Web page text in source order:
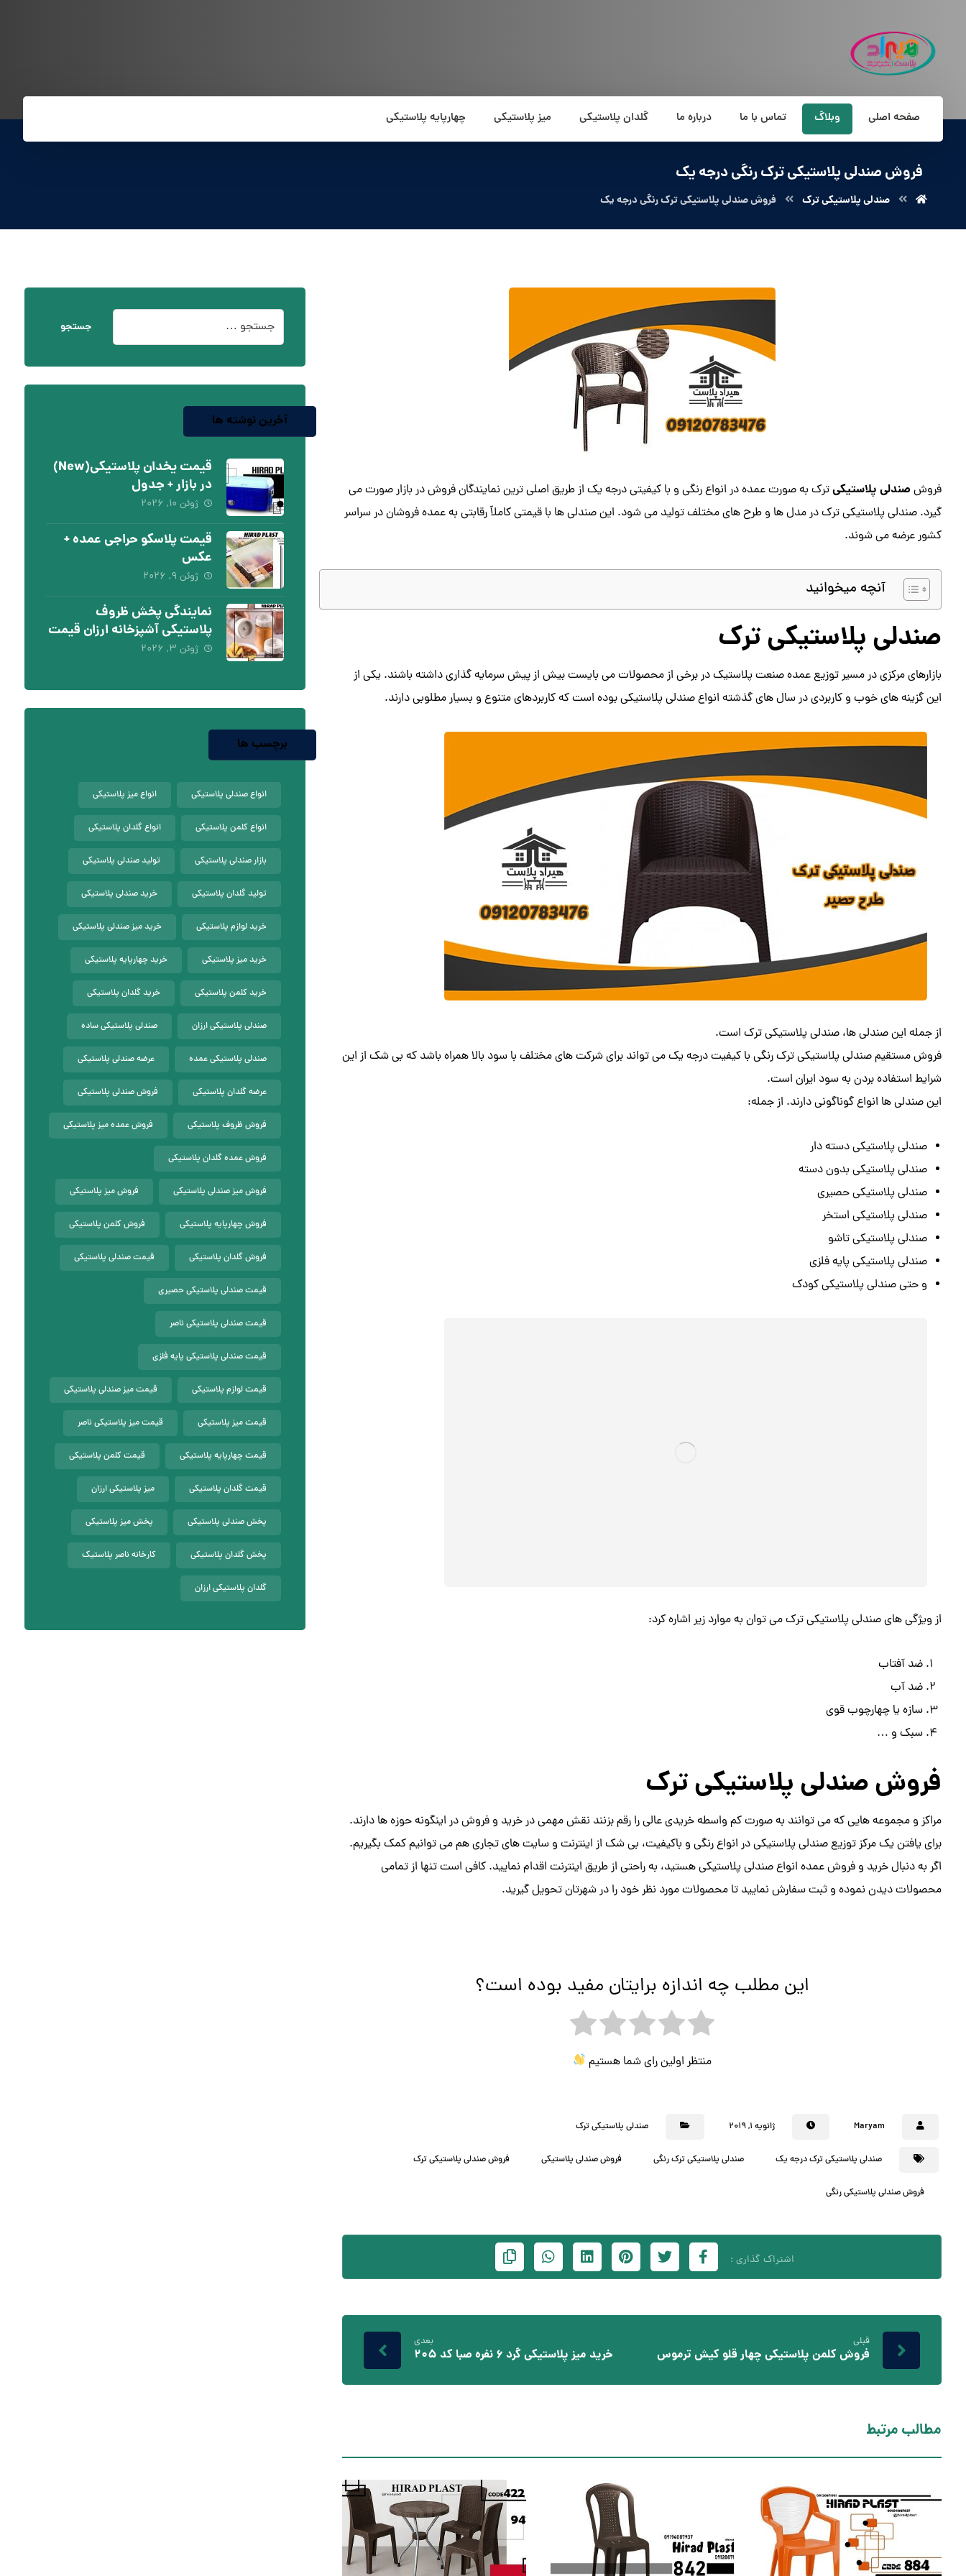
صفحه اصلی وبلاگ تماس با ما درباره ما گلدان پلاستیکی میز پلاستیکی چهارپایه پلاستیکی
فروش صندلی پلاستیکی ترک رنگی درجه یک
صندلی پلاستیکی ترک فروش صندلی پلاستیکی ترک رنگی درجه یک
فروش صندلی پلاستیکیترک به صورت عمده در انواع رنگی و با کیفیتی درجه یک از طریق اصلی ترین نمایندگان فروش در بازار صورت می
گیرد. صندلی پلاستیکی ترک در مدل ها و طرح های مختلف تولید می شود. این صندلی ها با قیمتی کاملاً رقابتی به عمده فروشان در سراسر
کشور عرضه می شوند.
آنچه میخوانید
صندلی پلاستیکی ترک
بازارهای مرکزی در مسیر توزیع عمده صنعت پلاستیک در برخی از محصولات می بایست بیش از پیش سرمایه گذاری داشته باشند. یکی از
این گزینه های خوب و کاربردی در سال های گذشته انواع صندلی پلاستیکی بوده است که کاربردهای متنوع و بسیار مطلوبی دارند.
از جمله این صندلی ها، صندلی پلاستیکی ترک است.
فروش مستقیم صندلی پلاستیکی ترک رنگی با کیفیت درجه یک می تواند برای شرکت های مختلف با سود بالا همراه باشد که بی شک از این
شرایط استفاده بردن به سود ایران است.
این صندلی ها انواع گوناگونی دارند. از جمله:
صندلی پلاستیکی دسته دار
صندلی پلاستیکی بدون دسته
صندلی پلاستیکی حصیری
صندلی پلاستیکی استخر
صندلی پلاستیکی تاشو
صندلی پلاستیکی پایه فلزی
و حتی صندلی پلاستیکی کودک
از ویژگی های صندلی پلاستیکی ترک می توان به موارد زیر اشاره کرد:
ضد آفتاب
ضد آب
سازه یا چهارچوب قوی
سبک و …
فروش صندلی پلاستیکی ترک
مراکز و مجموعه هایی که می توانند به صورت کم واسطه خریدی عالی را رقم بزنند نقش مهمی در خرید و فروش در اینگونه حوزه ها دارند.
برای یافتن یک مرکز توزیع صندلی پلاستیکی در انواع رنگی و باکیفیت، بی شک از اینترنت و سایت های تجاری هم می توانیم کمک بگیریم.
اگر به دنبال خرید و فروش عمده انواع صندلی پلاستیکی هستید، به راحتی از طریق اینترنت اقدام نمایید. کافی است تنها از تمامی
محصولات دیدن نموده و ثبت سفارش نمایید تا محصولات مورد نظر خود را در شهرتان تحویل گیرید.
این مطلب چه اندازه برایتان مفید بوده است؟
منتظر اولین رای شما هستیم
Maryam ژانویه ۱, ۲۰۱۹ صندلی پلاستیکی ترک
صندلی پلاستیکی ترک درجه یک صندلی پلاستیکی ترک رنگی فروش صندلی پلاستیکی فروش صندلی پلاستیکی ترک
فروش صندلی پلاستیکی رنگی
قبلی
فروش کلمن پلاستیکی چهار قلو کیش ترموس
بعدی
خرید میز پلاستیکی گرد 6 نفره صبا کد 205
مطالب مرتبط
جستجو
آخرین نوشته ها
قیمت یخدان پلاستیکی(New)
در بازار + جدول
ژوئن ۱۰, ۲۰۲۶
قیمت پلاسکو حراجی عمده +
عکس
ژوئن ۹, ۲۰۲۶
نمایندگی پخش ظروف
پلاستیکی آشپزخانه ارزان قیمت
ژوئن ۳, ۲۰۲۶
برچسب ها
انواع صندلی پلاستیکی انواع میز پلاستیکی
انواع کلمن پلاستیکی انواع گلدان پلاستیکی
بازار صندلی پلاستیکی تولید صندلی پلاستیکی
تولید گلدان پلاستیکی خرید صندلی پلاستیکی
خرید لوازم پلاستیکی خرید میز صندلی پلاستیکی
خرید میز پلاستیکی خرید چهارپایه پلاستیکی
خرید کلمن پلاستیکی خرید گلدان پلاستیکی
صندلی پلاستیکی ارزان صندلی پلاستیکی ساده
صندلی پلاستیکی عمده عرضه صندلی پلاستیکی
عرضه گلدان پلاستیکی فروش صندلی پلاستیکی
فروش ظروف پلاستیکی فروش عمده میز پلاستیکی
فروش عمده گلدان پلاستیکی
فروش میز صندلی پلاستیکی فروش میز پلاستیکی
فروش چهارپایه پلاستیکی فروش کلمن پلاستیکی
فروش گلدان پلاستیکی قیمت صندلی پلاستیکی
قیمت صندلی پلاستیکی حصیری
قیمت صندلی پلاستیکی ناصر
قیمت صندلی پلاستیکی پایه فلزی
قیمت لوازم پلاستیکی قیمت میز صندلی پلاستیکی
قیمت میز پلاستیکی قیمت میز پلاستیکی ناصر
قیمت چهارپایه پلاستیکی قیمت کلمن پلاستیکی
قیمت گلدان پلاستیکی میز پلاستیکی ارزان
پخش صندلی پلاستیکی پخش میز پلاستیکی
پخش گلدان پلاستیکی کارخانه ناصر پلاستیک
گلدان پلاستیکی ارزان